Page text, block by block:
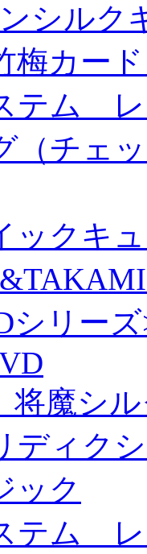
シル
梅カー
テム
（チェ
ックキ
シリ
将魔シ
ディク
ック
テム